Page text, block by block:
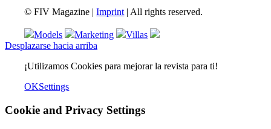
© FIV Magazine |Imprint| All rights reserved.
Models Marketing
Villas
Desplazarse hacia arriba
¡Utilizamos Cookies para mejorar la revista para ti!
OKSettings
Cookie and Privacy Settings